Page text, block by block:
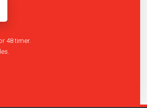
48 timer.